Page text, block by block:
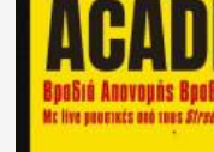
Ραδιόφωνο LIVE
Εκπομπές